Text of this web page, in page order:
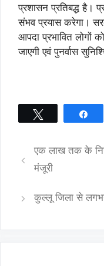
प्रशासन प्रतिबद्ध है।
संभव प्रयास करेगा।
आपदा प्रभावित लोगों
जाएगी एवं पुनर्वास
एक लाख तक के
मंजूरी
कुल्लू जिला से